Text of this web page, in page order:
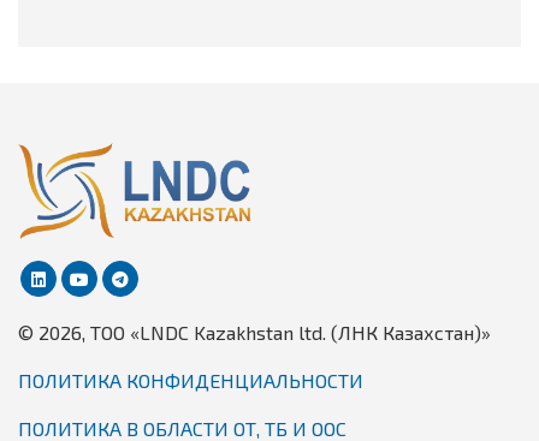
© 2026, TОО «LNDC Kazakhstan ltd. (ЛНК Казахстан)»
ПОЛИТИКА КОНФИДЕНЦИАЛЬНОСТИ
ПОЛИТИКА В ОБЛАСТИ ОТ, ТБ И ООС